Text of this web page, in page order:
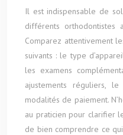
Il est indispensable de
différents orthodontistes
Comparez attentivement
suivants : le type
les examens
ajustements réguliers,
modalités de paiement.
au praticien pour clarifier
de bien comprendre ce